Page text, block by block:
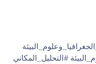
#التحليل_المكاني